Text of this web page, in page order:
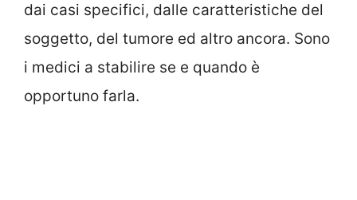
dai casi specifici, dalle caratteristiche del
soggetto, del tumore ed altro ancora. Sono
i medici a stabilire se e quando è
opportuno farla.